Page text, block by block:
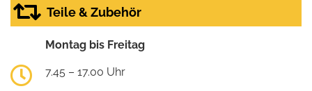
Teile & Zubehör
Montag bis Freitag
7.45 – 17.00 Uhr